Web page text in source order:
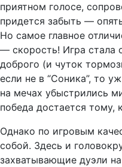
приятном голосе,
придется забыть —
Но самое главное
— скорость! Игра стала
доброго (и чуток
если не в “Соника”, то
на мечах убыстрились
победа достается тому,
Однако по игровым
собой. Здесь и
захватывающие дуэли